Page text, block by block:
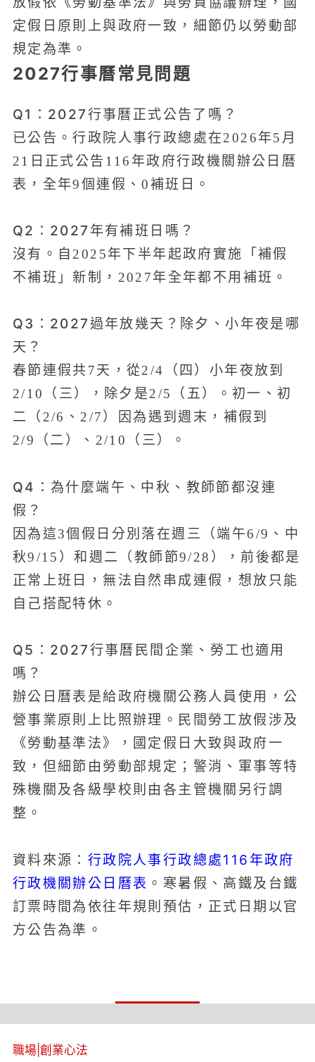
定假日原則上與政府一致，細節仍以勞動部
規定為準。
2027行事曆常見問題
Q1：2027行事曆正式公告了嗎？
已公告。行政院人事行政總處在2026年5月
21日正式公告116年政府行政機關辦公日曆
表，全年9個連假、0補班日。
Q2：2027年有補班日嗎？
沒有。自2025年下半年起政府實施「補假
不補班」新制，2027年全年都不用補班。
Q3：2027過年放幾天？除夕、小年夜是哪
天？
春節連假共7天，從2/4（四）小年夜放到
2/10（三），除夕是2/5（五）。初一、初
二（2/6、2/7）因為遇到週末，補假到
2/9（二）、2/10（三）。
Q4：為什麼端午、中秋、教師節都沒連
假？
因為這3個假日分別落在週三（端午6/9、中
秋9/15）和週二（教師節9/28），前後都是
正常上班日，無法自然串成連假，想放只能
自己搭配特休。
Q5：2027行事曆民間企業、勞工也適用
嗎？
辦公日曆表是給政府機關公務人員使用，公
營事業原則上比照辦理。民間勞工放假涉及
《勞動基準法》，國定假日大致與政府一
致，但細節由勞動部規定；警消、軍事等特
殊機關及各級學校則由各主管機關另行調
整。
資料來源： 行政院人事行政總處116年政府
行政機關辦公日曆表 。寒暑假、高鐵及台鐵
訂票時間為依往年規則預估，正式日期以官
方公告為準。
職場 創業心法